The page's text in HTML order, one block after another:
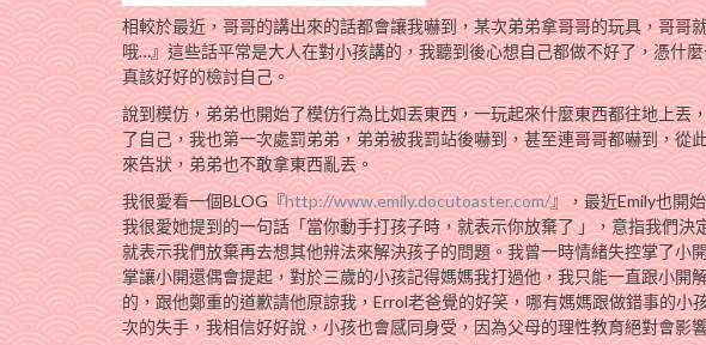
相較於最近，哥哥的講出來的話都會讓我嚇到，某次弟弟拿哥哥的玩具，哥哥
哦…』這些話平常是大人在對小孩講的，我聽到後心想自己都做不好了，憑什
真該好好的檢討自己。
說到模仿，弟弟也開始了模仿行為比如丟東西，一玩起來什麼東西都往地上丟
了自己，我也第一次處罰弟弟，弟弟被我罰站後嚇到，甚至連哥哥都嚇到，從
來告狀，弟弟也不敢拿東西亂丟。
我很愛看一個BLOG『http://www.emily.docutoaster.com/』，最近Emily也開
我很愛她提到的一句話「當你動手打孩子時，就表示你放棄了 」，意指我們決
就表示我們放棄再去想其他辨法來解決孩子的問題。我曾一時情緒失控掌了小
掌讓小開還偶會提起，對於三歲的小孩記得媽媽我打過他，我只能一直跟小開
的，跟他鄭重的道歉請他原諒我，Errol老爸覺的好笑，哪有媽媽跟做錯事的小
次的失手，我相信好好說，小孩也會感同身受，因為父母的理性教育絕對會影